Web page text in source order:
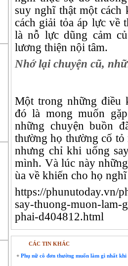
suy nghĩ thật một
cách giải tỏa áp lực về
là nỗ lực dũng cảm
lương thiện nội tâm.
Nhớ lại chuyện cũ,
Một trong những điều
đó là mong muốn
những chuyện buồn
thường họ thường cố
nhưng chỉ khi uống
mình. Và lúc này
ùa về khiến cho họ
https://phunutoday.vn/
say-thuong-muon-lam-
phai-d404812.html
CÁC TIN KHÁC
+ Phụ nữ cô đơn thường muốn làm gì nhất khi